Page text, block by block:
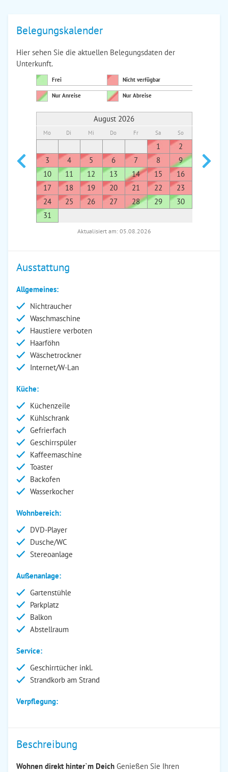
Belegungskalender
Hier sehen Sie die aktuellen Belegungsdaten der
Unterkunft.
Frei Nicht verfügbar
Nur Anreise Nur Abreise
August 2026
Mo Di Mi Do Fr Sa So
1
2
3
4 5 6 7 8
9
10
11 12 13 14 15
16
17
18 19 20 21 22
23
24
25 26 27 28 29
30
31
7
Aktualisiert am: 05.08.2026
Ausstattung
Allgemeines:
Nichtraucher
Waschmaschine
Haustiere verboten
Haarföhn
Wäschetrockner
Internet/W-Lan
Küche:
Küchenzeile
Kühlschrank
Gefrierfach
Geschirrspüler
Kaffeemaschine
Toaster
Backofen
Wasserkocher
Wohnbereich:
DVD-Player
Dusche/WC
Stereoanlage
Außenanlage:
Gartenstühle
Parkplatz
Balkon
Abstellraum
Service:
Geschirrtücher inkl.
Strandkorb am Strand
Verpflegung:
Beschreibung
Wohnen direkt hinter`m Deich Genießen Sie Ihren